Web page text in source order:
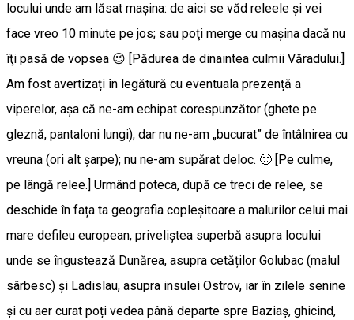
locului unde am lăsat maşina: de aici se văd releele şi vei
face vreo 10 minute pe jos; sau poţi merge cu maşina dacă nu
îţi pasă de vopsea 😉 [Pădurea de dinaintea culmii Văradului.]
Am fost avertizați în legătură cu eventuala prezență a
viperelor, așa că ne-am echipat corespunzător (ghete pe
gleznă, pantaloni lungi), dar nu ne-am „bucurat” de întâlnirea cu
vreuna (ori alt șarpe); nu ne-am supărat deloc. 🙂 [Pe culme,
pe lângă relee.] Urmând poteca, după ce treci de relee, se
deschide în fața ta geografia copleșitoare a malurilor celui mai
mare defileu european, priveliștea superbă asupra locului
unde se îngustează Dunărea, asupra cetăților Golubac (malul
sârbesc) și Ladislau, asupra insulei Ostrov, iar în zilele senine
și cu aer curat poți vedea până departe spre Baziaș, ghicind,